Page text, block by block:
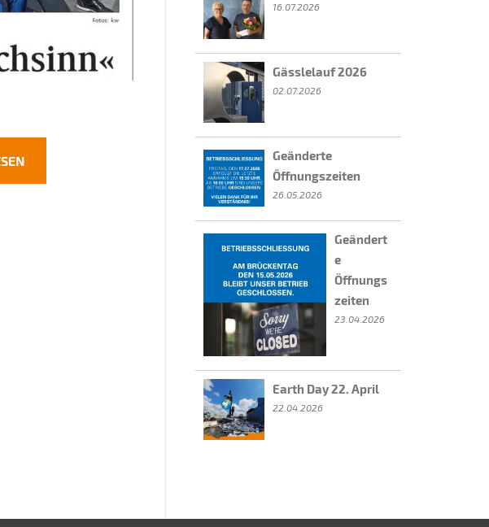
16.07.2026
Gässlelauf 2026
02.07.2026
Geänderte
Öffnungszeiten
26.05.2026
Geändert
e
Öffnungs
zeiten
23.04.2026
Earth Day 22. April
22.04.2026